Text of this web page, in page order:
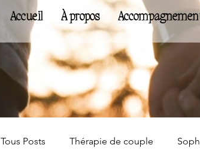
Accueil À propos
Tous Posts Thérapie de couple